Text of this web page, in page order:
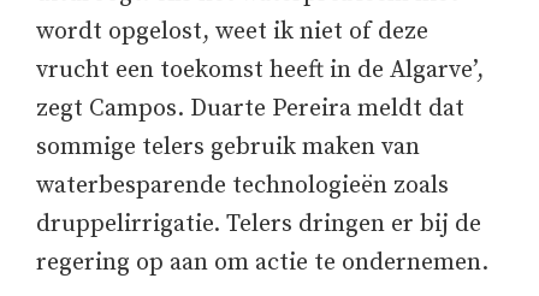
wordt opgelost, weet ik niet of deze
vrucht een toekomst heeft in de Algarve’,
zegt Campos. Duarte Pereira meldt dat
sommige telers gebruik maken van
waterbesparende technologieën zoals
druppelirrigatie. Telers dringen er bij de
regering op aan om actie te ondernemen.